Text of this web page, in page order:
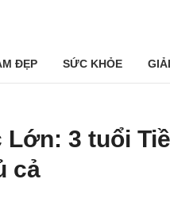
ĐẸP SỨC KHỎE
3 tuổi
cả